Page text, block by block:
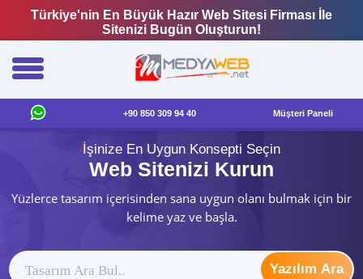
Türkiye'nin En Büyük Hazır Web Sitesi Firması İle
Sitenizi Bugün Oluşturun!
+90 850 309 94 40 Müşteri Paneli
İşinize En Uygun Konsepti Seçin
Web Sitenizi Kurun
Yüzlerce tasarım içerisinden sana uygun olanı bulmak için bir
kelime yaz ve başla.
Yazılım Ara